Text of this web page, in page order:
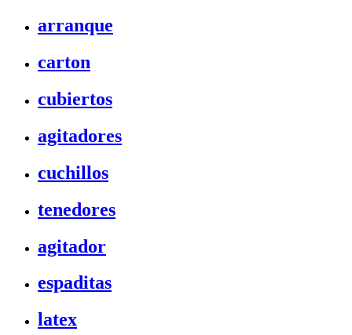
arranque
carton
cubiertos
agitadores
cuchillos
tenedores
agitador
espaditas
latex